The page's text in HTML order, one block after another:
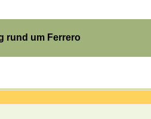
rund um Ferrero